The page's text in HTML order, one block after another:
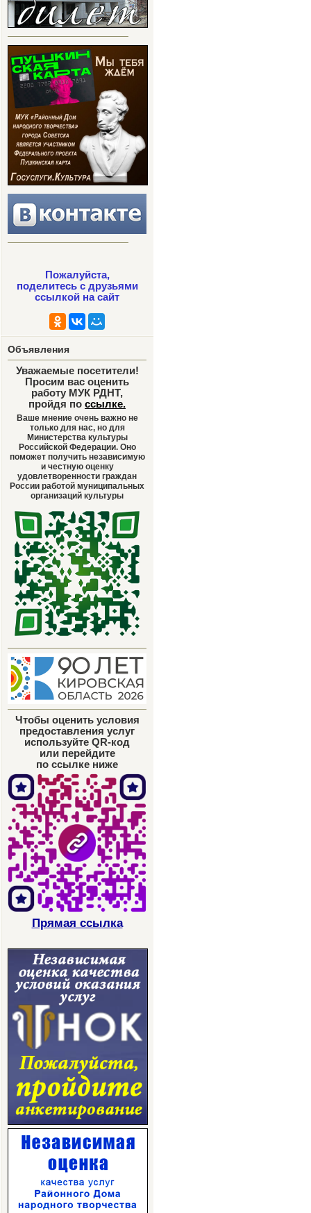
Пожалуйста,
поделитесь с друзьями
ссылкой на сайт
Объявления
Уважаемые посетители!
Просим вас оценить
работу МУК РДНТ,
пройдя по ссылке.
Ваше мнение очень важно не
только для нас, но для
Министерства культуры
Российской Федерации. Оно
поможет получить независимую
и честную оценку
удовлетворенности граждан
России работой муниципальных
организаций культуры
Чтобы оценить условия
предоставления услуг
используйте QR-код
или перейдите
по ссылке ниже
Прямая ссылка